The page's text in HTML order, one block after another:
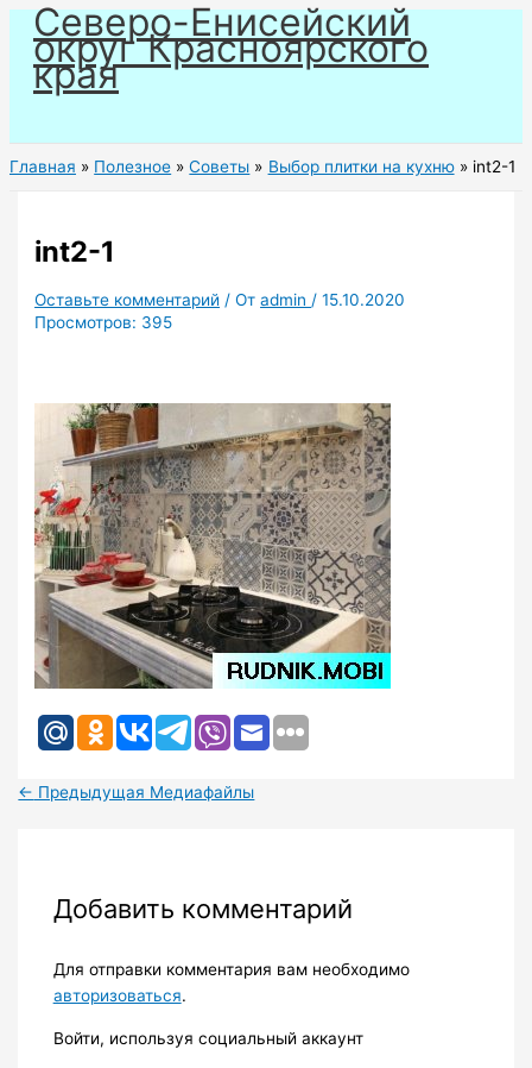
Перейти
содержимому
Северо-Енисейский
округ Красноярского
края
Главная Полезное Советы Выбор плитки на кухню int2-1
int2-1
Оставьте комментарий / Отadmin /15.10.2020
Просмотров: 395
← Предыдущая Медиафайлы
Добавить комментарий
Для отправки комментария вам необходимо
авторизоваться.
Войти, используя социальный аккаунт